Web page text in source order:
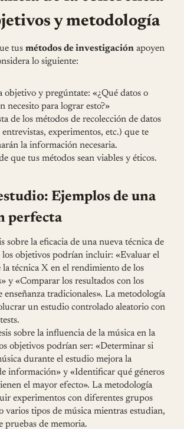
y metodología
tus métodos de investigación apoyen
lo siguiente:
objetivo y pregúntate: «¿Qué datos o
necesito para lograr esto?»
de los métodos de recolección de datos
entrevistas, experimentos, etc.) que te
la información necesaria.
que tus métodos sean viables y éticos.
Ejemplos de una
perfecta
sobre la eficacia de una nueva técnica de
los objetivos podrían incluir: «Evaluar el
la técnica X en el rendimiento de los
y «Comparar los resultados con los
enseñanza tradicionales». La metodología
un estudio controlado aleatorio con
sobre la influencia de la música en la
objetivos podrían ser: «Determinar si
durante el estudio mejora la
información» y «Identificar qué géneros
el mayor efecto». La metodología
experimentos con diferentes grupos
varios tipos de música mientras estudian,
pruebas de memoria.